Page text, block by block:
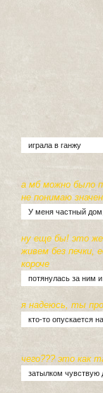
играла в ганжу
а мб можно было
не понимаю
У меня частный
ну еще бы! это
живем без печки,
короче
потянулась за ним и
я надеюсь, ты про
кто-то опускается
чего??? это как
затылком чувствую